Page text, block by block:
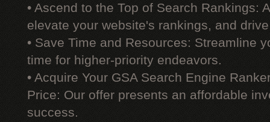
• Ascend to the Top of Search Rankings:
elevate your website's rankings, and
• Save Time and Resources: Streamline
time for higher-priority endeavors.
• Acquire Your GSA Search Engine
Price: Our offer presents an affordable
success.